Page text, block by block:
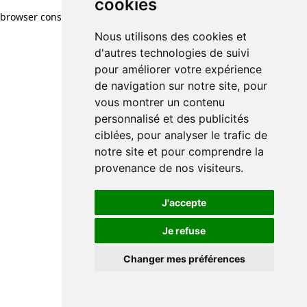
cookies
Nous utilisons des cookies et
d'autres technologies de suivi
pour améliorer votre expérience
de navigation sur notre site, pour
vous montrer un contenu
personnalisé et des publicités
ciblées, pour analyser le trafic de
notre site et pour comprendre la
provenance de nos visiteurs.
J'accepte
Je refuse
Changer mes préférences
browser console for more information)